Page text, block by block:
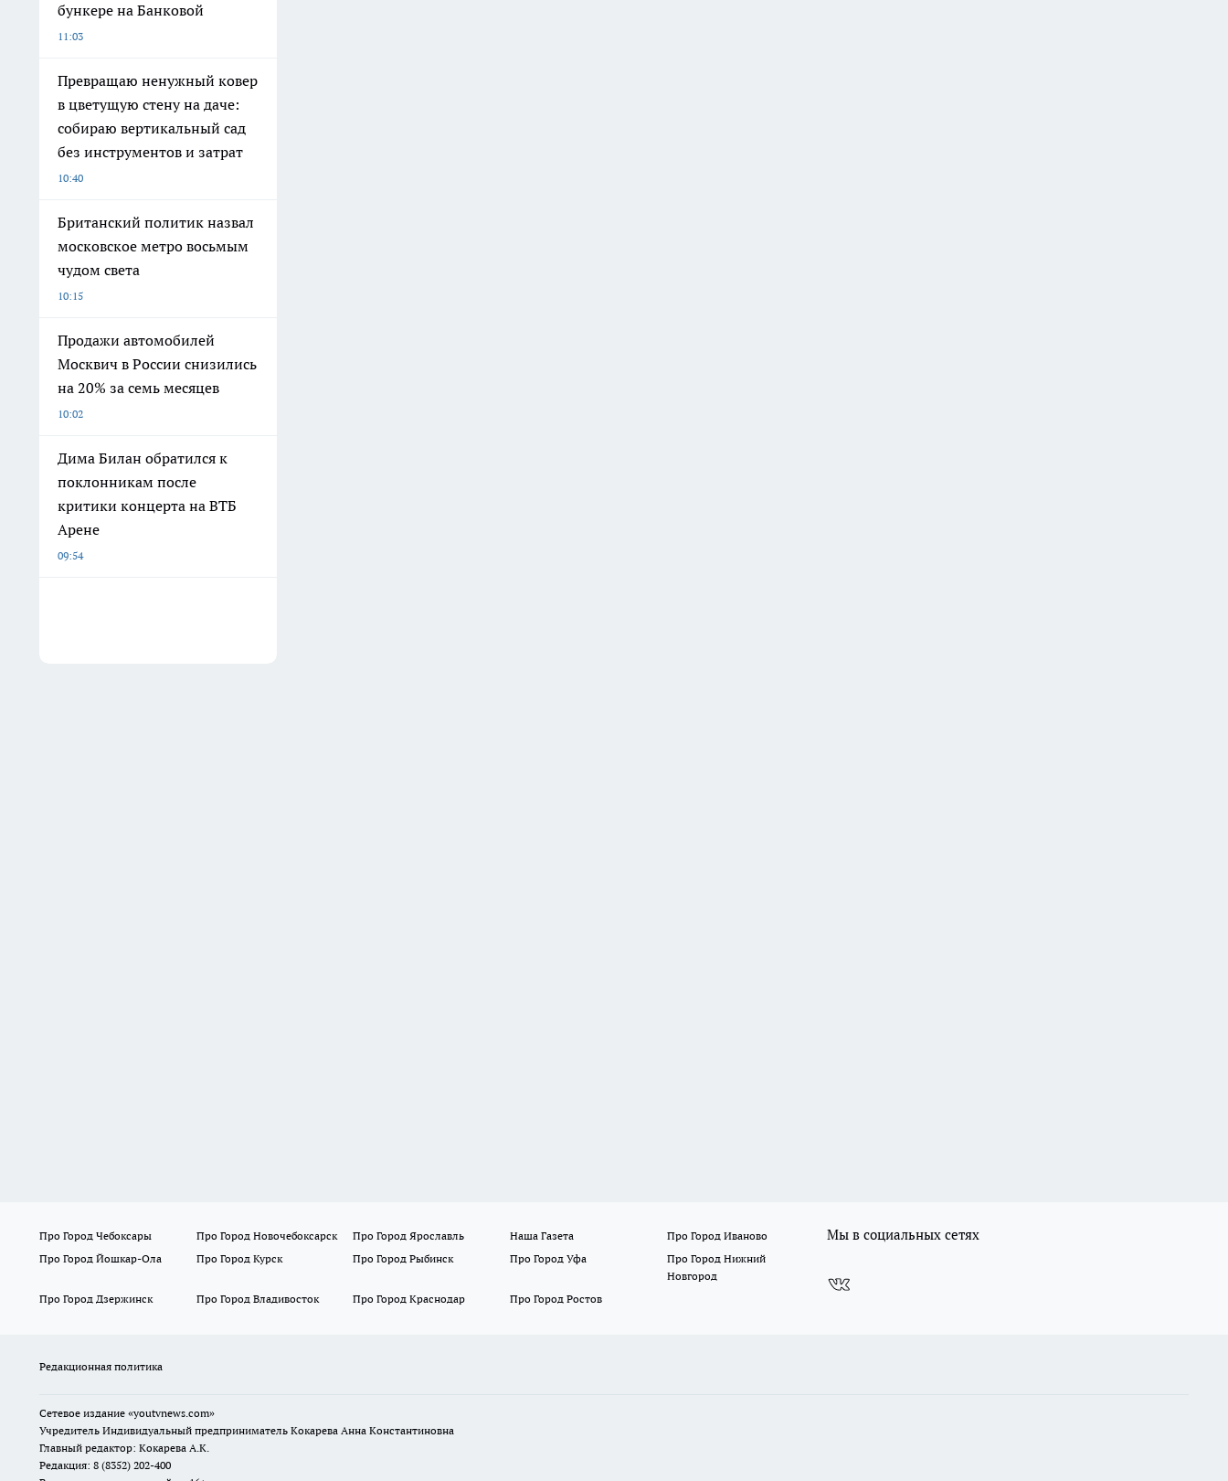
бункере на Банковой
11:03
Превращаю ненужный ковер
в цветущую стену на даче:
собираю вертикальный сад
без инструментов и затрат
10:40
Британский политик назвал
московское метро восьмым
чудом света
10:15
Продажи автомобилей
Москвич в России снизились
на 20% за семь месяцев
10:02
Дима Билан обратился к
поклонникам после
критики концерта на ВТБ
Арене
09:54
Про Город Чебоксары Про Город Новочебоксарск Про Город Ярославль Наша Газета
Про Город Иваново
Про Город Йошкар-Ола
Про Город Курск Про Город Рыбинск Про Город Уфа
Про Город Нижний
Новгород
Про Город Дзержинск
Про Город Владивосток Про Город Краснодар Про Город Ростов
Мы в социальных сетях
Редакционная политика
Сетевое издание «youtvnews.com»
Учредитель Индивидуальный предприниматель Кокарева Анна Константиновна
Главный редактор: Кокарева А.К.
Редакция: 8 (8352) 202-400